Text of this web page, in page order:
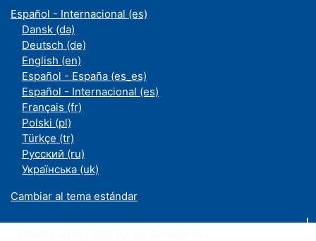
Español - Internacional ‎(es)‎
Dansk ‎(da)‎
Deutsch ‎(de)‎
English ‎(en)‎
Español - España ‎(es_es)‎
Español - Internacional ‎(es)‎
Français ‎(fr)‎
Polski ‎(pl)‎
Türkçe ‎(tr)‎
Русский ‎(ru)‎
Українська ‎(uk)‎
Cambiar al tema estándar